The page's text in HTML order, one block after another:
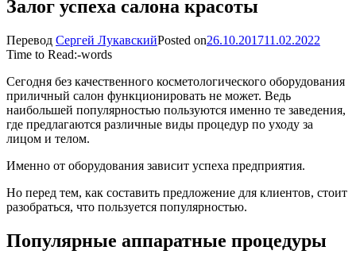
Залог успеха салона красоты
Перевод Сергей ЛукавскийPosted on26.10.201711.02.2022
Time to Read:-words
Сегодня без качественного косметологического оборудования
приличный салон функционировать не может. Ведь
наибольшей популярностью пользуются именно те заведения,
где предлагаются различные виды процедур по уходу за
лицом и телом.
Именно от оборудования зависит успеха предприятия.
Но перед тем, как составить предложение для клиентов, стоит
разобраться, что пользуется популярностью.
Популярные аппаратные процедуры